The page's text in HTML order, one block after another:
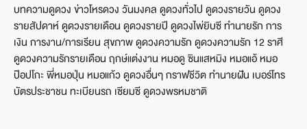
บทความดูดวง ข่าวโหรดวง วันมงคล ดูดวงทั่วไป ดูดวงรายวัน ดูดวง
รายสัปดาห์ ดูดวงรายเดือน ดูดวงรายปี ดูดวงไพ่ยิบซี ทำนายรัก การ
เงิน การงาน/การเรียน สุขภาพ ดูดวงความรัก ดูดวงความรัก 12 ราศี
ดูดวงความรักรายเดือน ฤกษ์แต่งงาน หมอดู ซินแสหมิง หมอแอ้ หมอ
ป๊อปโกะ พี่หมอปุ่น หมอแก้ว ดูดวงอื่นๆ กราฟชีวิต ทำนายฝัน เบอร์โทร
บัตรประชาชน ทะเบียนรถ เซียมซี ดูดวงพรหมชาติ